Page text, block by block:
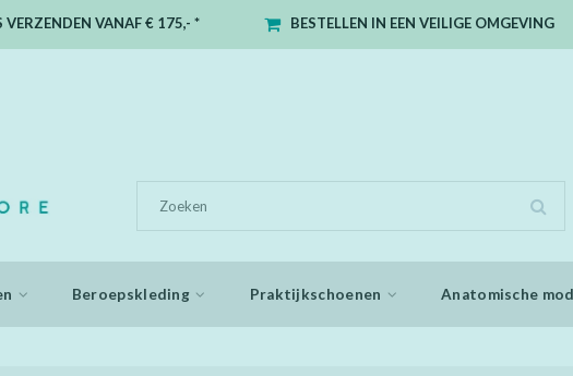
VERZENDEN VANAF € 175,- * BESTELLEN IN EEN VEILIGE OMGEVING
Beroepskleding Praktijkschoenen Anatomische